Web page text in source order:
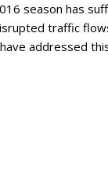
season has
traffic
addressed